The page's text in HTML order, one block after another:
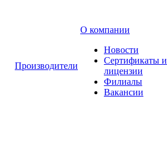
Производители
О компании
Новости
Сертификаты и
лицензии
Филиалы
Вакансии